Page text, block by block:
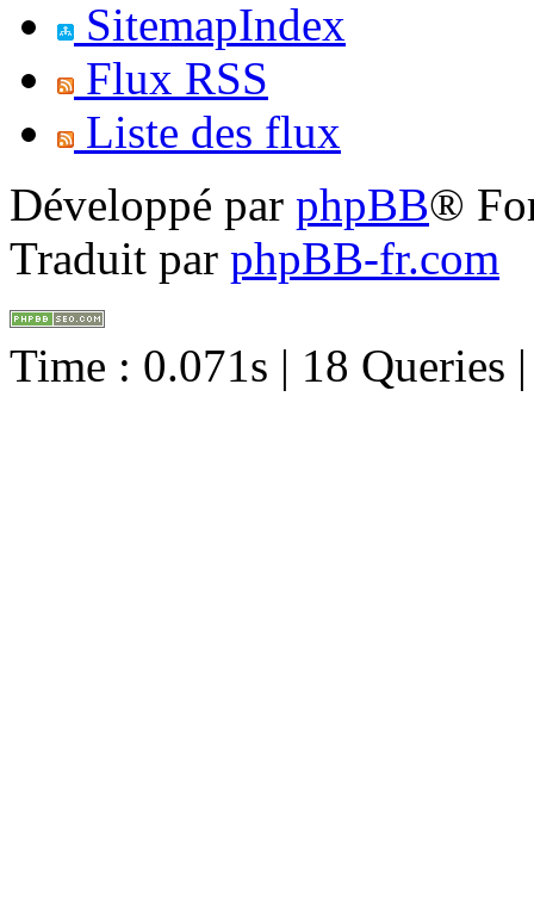
SitemapIndex
Flux RSS
Liste des flux
Développé par phpBB®
Traduit par phpBB-fr.com
Time : 0.071s | 18 Queries